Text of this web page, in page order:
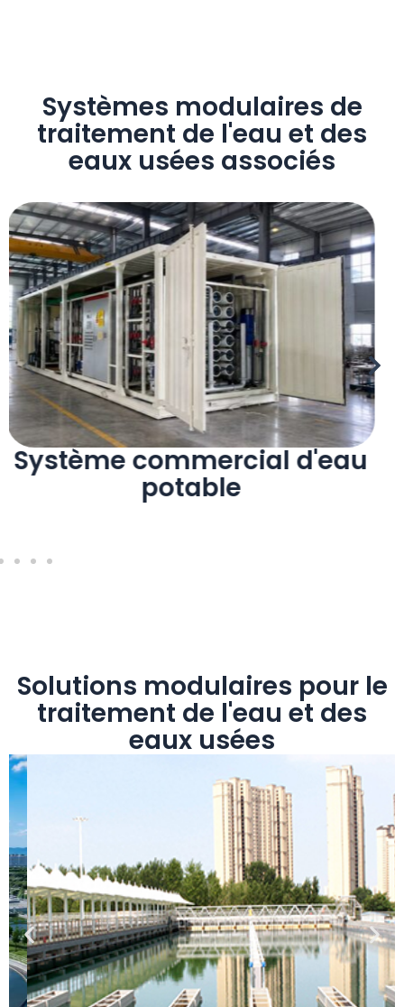
Systèmes modulaires de
traitement de l'eau et des
eaux usées associés
Système commercial d'eau
potable
Solutions modulaires pour le
traitement de l'eau et des
eaux usées